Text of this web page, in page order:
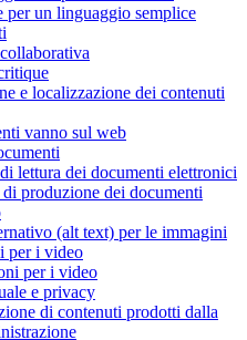
per un linguaggio semplice
e localizzazione dei contenuti
vanno sul web
lettura dei documenti elettronici
produzione dei documenti
(alt text) per le immagini
per i video
per i video
e privacy
di contenuti prodotti dalla